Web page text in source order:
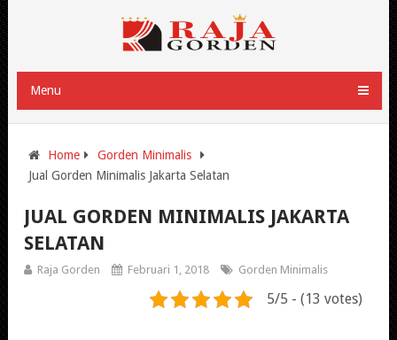
Menu
Home
Gorden Minimalis
Jual Gorden Minimalis Jakarta Selatan
JUAL GORDEN MINIMALIS JAKARTA
SELATAN
Raja Gorden Februari 1, 2018 Gorden Minimalis
5/5 - (13 votes)